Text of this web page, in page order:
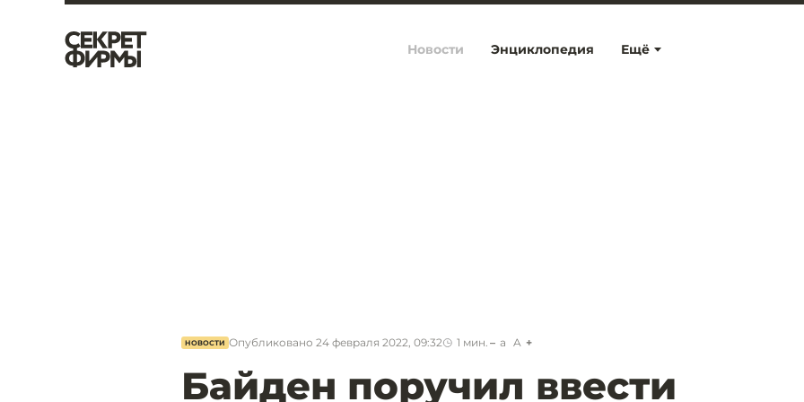
Ещё
Новости Энциклопедия
НОВОСТИ Опубликовано 24 февраля 2022, 09:32 1 мин. a A
Байден поручил ввести